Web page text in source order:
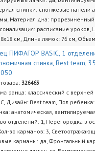
спинки: спонжевые панели
Материал дна: прорезиненный
расписание уроков,
см, Длина лямок: 76 см,
ПИФАГОР BASIC, 1
спинка, Best team,
326463
ранца: классический с
Дизайн: Best team, Пол
анатомическая,
отделений: 1, Перегородка в
во карманов: 3,
карманы: да, Фронтальный